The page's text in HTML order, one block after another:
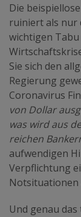
Die
ruiniert als nur
wichtigen
Sie sich den
Regierung
Coronavirus
von Dollar
was wird aus
reichen
aufwendigen
Verpflichtung
Notsituationen
Und genau